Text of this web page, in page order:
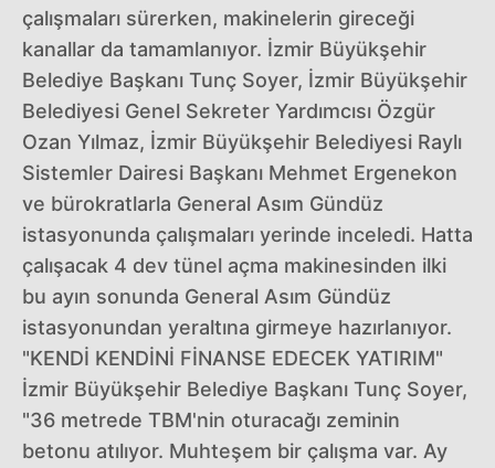
çalışmaları sürerken, makinelerin gireceği
kanallar da tamamlanıyor. İzmir Büyükşehir
Belediye Başkanı Tunç Soyer, İzmir Büyükşehir
Belediyesi Genel Sekreter Yardımcısı Özgür
Ozan Yılmaz, İzmir Büyükşehir Belediyesi Raylı
Sistemler Dairesi Başkanı Mehmet Ergenekon
ve bürokratlarla General Asım Gündüz
istasyonunda çalışmaları yerinde inceledi. Hatta
çalışacak 4 dev tünel açma makinesinden ilki
bu ayın sonunda General Asım Gündüz
istasyonundan yeraltına girmeye hazırlanıyor.
"KENDİ KENDİNİ FİNANSE EDECEK YATIRIM"
İzmir Büyükşehir Belediye Başkanı Tunç Soyer,
"36 metrede TBM'nin oturacağı zeminin
betonu atılıyor. Muhteşem bir çalışma var. Ay